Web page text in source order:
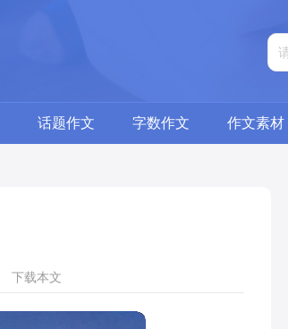
话题作文 字数作文 作文素材
下载本文